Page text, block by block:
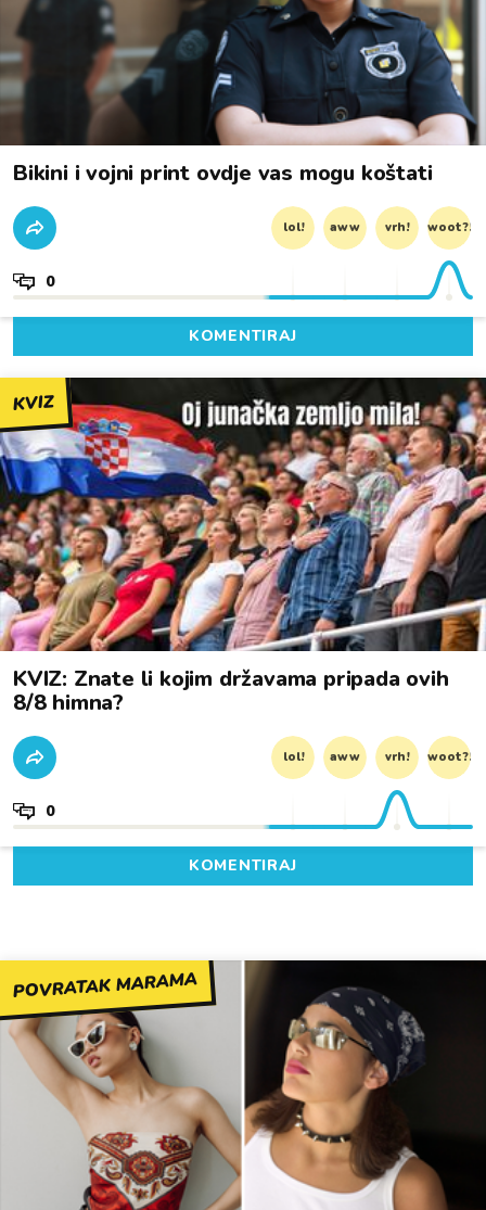
Bikini i vojni print ovdje vas mogu koštati
lol! aww vrh! woot?!
0
KOMENTIRAJ
KVIZ
KVIZ: Znate li kojim državama pripada ovih
8/8 himna?
lol! aww vrh! woot?!
0
KOMENTIRAJ
POVRATAK MARAMA